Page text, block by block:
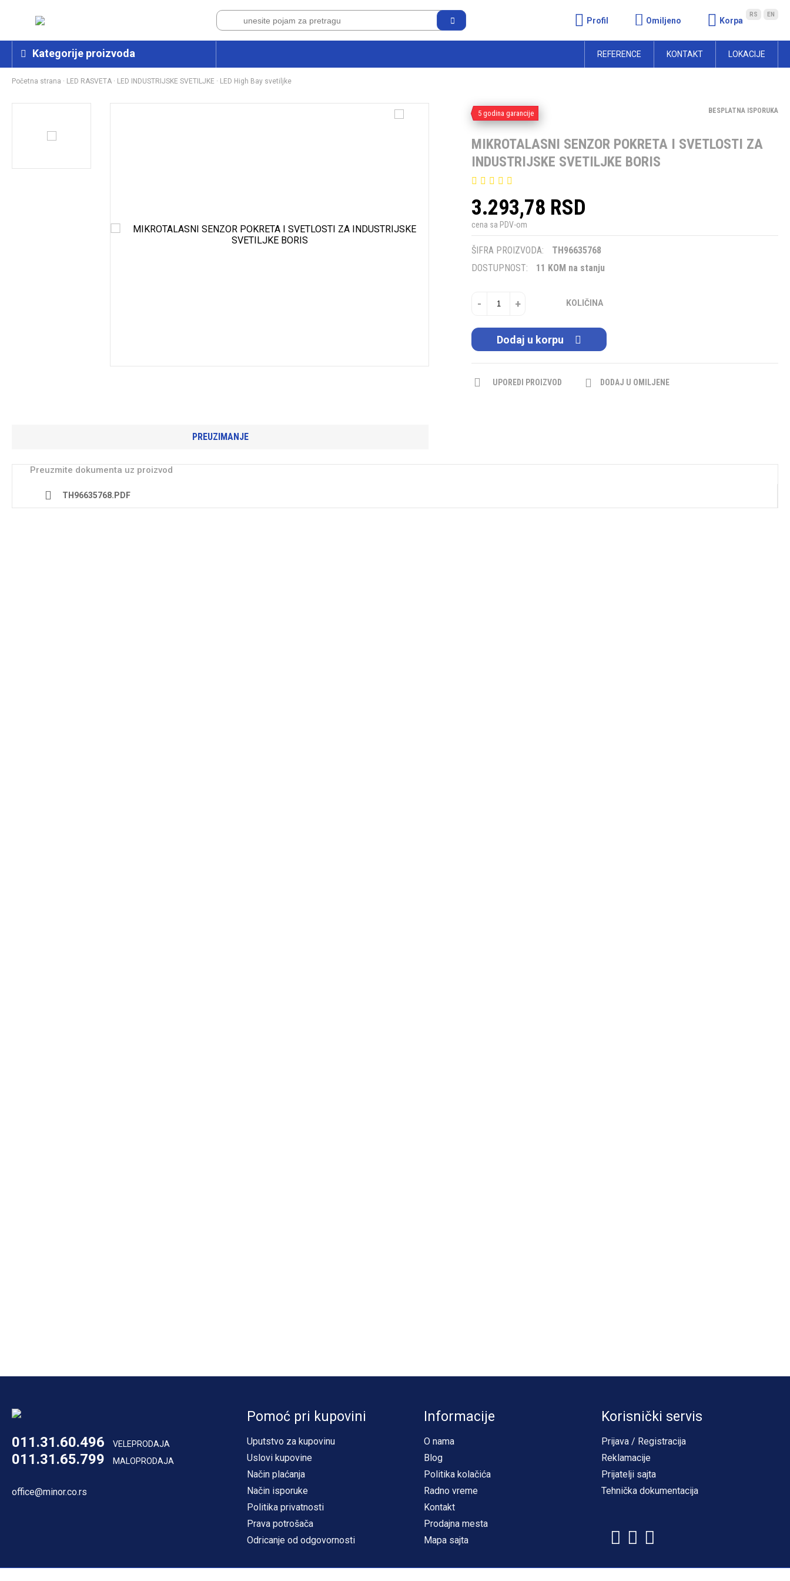
Profil Omiljeno Korpa
RS EN
Kategorije proizvoda REFERENCE KONTAKT LOKACIJE
Početna strana · LED RASVETA · LED INDUSTRIJSKE SVETILJKE · LED High Bay svetiljke
5 godina garancije BESPLATNA ISPORUKA
MIKROTALASNI SENZOR POKRETA I SVETLOSTI ZA
INDUSTRIJSKE SVETILJKE BORIS
3.293,78 RSD
cena sa PDV-om
ŠIFRA PROIZVODA:
TH96635768
DOSTUPNOST:
11 KOM na stanju
- + KOLIČINA
Dodaj u korpu
UPOREDI PROIZVOD DODAJ U OMILJENE
PREUZIMANJE
Preuzmite dokumenta uz proizvod
TH96635768.PDF
011.31.60.496 VELEPRODAJA
011.31.65.799 MALOPRODAJA
office@minor.co.rs
Pomoć pri kupovini
Uputstvo za kupovinu
Uslovi kupovine
Način plaćanja
Način isporuke
Politika privatnosti
Prava potrošača
Odricanje od odgovornosti
Informacije
O nama
Blog
Politika kolačića
Radno vreme
Kontakt
Prodajna mesta
Mapa sajta
Korisnički servis
Prijava / Registracija
Reklamacije
Prijatelji sajta
Tehnička dokumentacija